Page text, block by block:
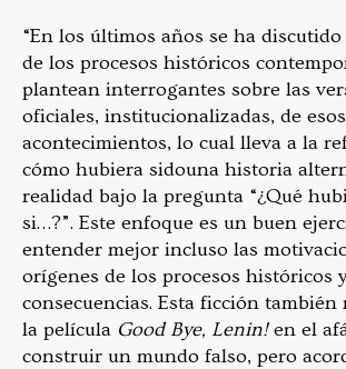
“En los últimos años se ha
de los procesos históricos
plantean interrogantes sobre las
oficiales, institucionalizadas, de esos
acontecimientos, lo cual lleva a la
cómo hubiera sidouna historia
realidad bajo la pregunta “¿Qué
si…?”. Este enfoque es un buen
entender mejor incluso las
orígenes de los procesos históricos
consecuencias. Esta ficción también
la película Good Bye, Lenin!en el
construir un mundo falso, pero